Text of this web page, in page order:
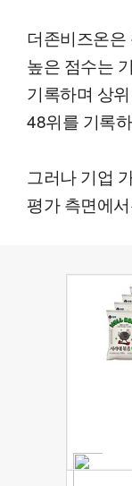
더존비즈온
높은 점수는
기록하며 상
48위를 기록
그러나 기업
평가 측면에